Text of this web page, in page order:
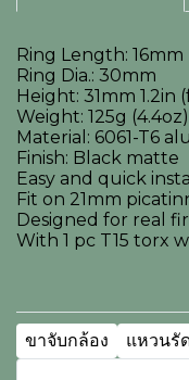
Ring Length: 16mm
Ring Dia.: 30mm
Height: 31mm
Weight: 125g (4.4oz)
Material: 6061-T6
Finish: Black matte
Easy and quick
Fit on 21mm
Designed for real
With 1 pc T15 torx
ขาจับกล้อง แหวนรั